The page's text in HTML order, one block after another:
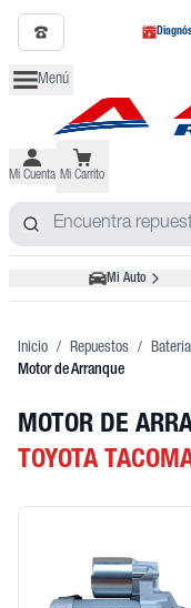
Menú
Mi Cuenta Mi Carrito
Mi Auto
Inicio / Repuestos /
Motor de Arranque
MOTOR DE
TOYOTA